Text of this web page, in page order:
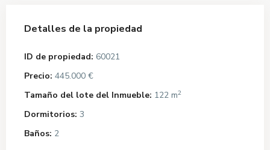
Detalles de la propiedad
ID de propiedad: 60021
Precio: 445.000 €
Tamaño del lote del Inmueble: 122 m2
Dormitorios: 3
Baños: 2